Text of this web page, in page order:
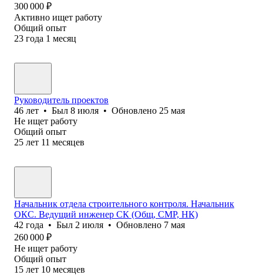
300 000 ₽
Активно ищет работу
Общий опыт
23 года 1 месяц
Руководитель проектов
46 лет • Был 8 июля • Обновлено 25 мая
Не ищет работу
Общий опыт
25 лет 11 месяцев
Начальник отдела строительного контроля. Начальник
ОКС. Ведущий инженер СК (Общ, СМР, НК)
42 года • Был 2 июля • Обновлено 7 мая
260 000 ₽
Не ищет работу
Общий опыт
15 лет 10 месяцев